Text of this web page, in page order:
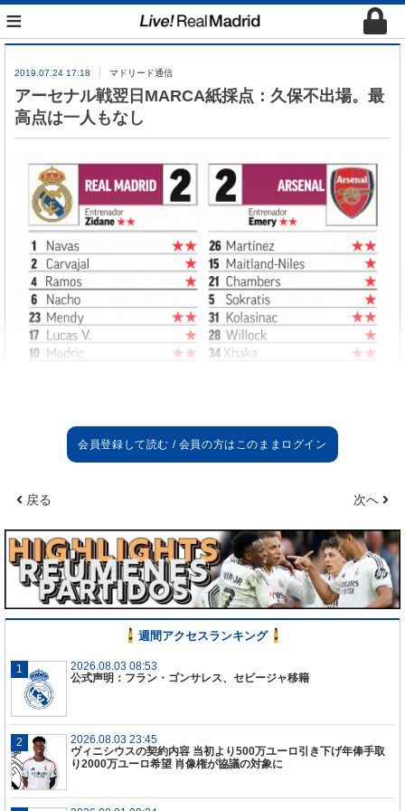
≡
2019.07.24 17:18 マドリード通信
アーセナル戦翌日MARCA紙採点：久保不出場。最
高点は一人もなし
戻る 次へ
週間アクセスランキング
2026.08.03 08:53
公式声明：フラン・ゴンサレス、セビージャ移籍
2026.08.03 23:45
ヴィニシウスの契約内容 当初より500万ユーロ引き下げ年俸手取
り2000万ユーロ希望 肖像権が協議の対象に